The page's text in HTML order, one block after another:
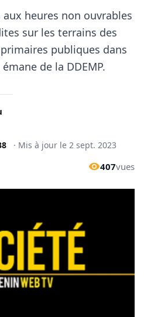
heures non ouvrables
sur les terrains des
publiques dans
de la DDEMP.
· Mis à jour le 2 sept. 2023
407vues